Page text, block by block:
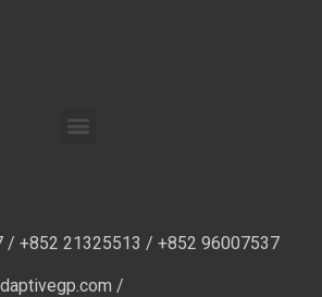
/ +852 21325513 / +852 96007537
/